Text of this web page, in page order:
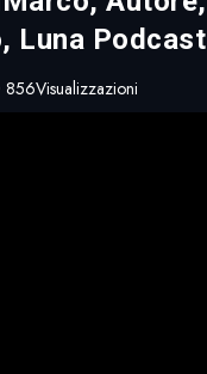
Luna Podcast
856Visualizzazioni